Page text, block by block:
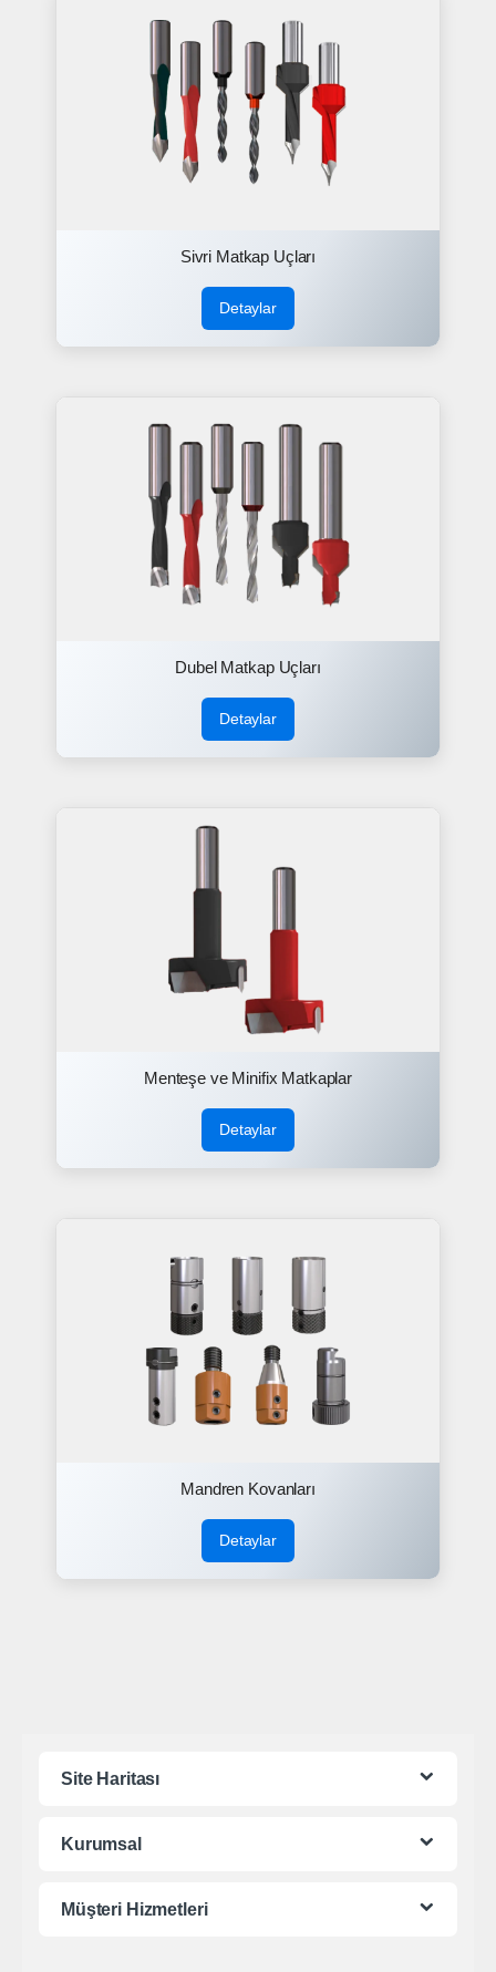
Sivri Matkap Uçları
Detaylar
Dubel Matkap Uçları
Detaylar
Menteşe ve Minifix Matkaplar
Detaylar
Mandren Kovanları
Detaylar
Site Haritası
Kurumsal
Müşteri Hizmetleri